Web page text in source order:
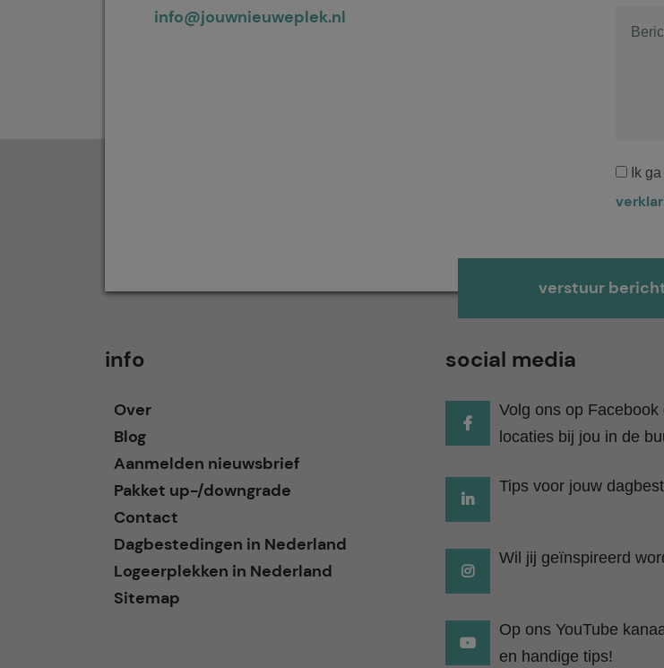
info@jouwnieuweplek.nl
Ik
info
Over
Blog
Aanmelden nieuwsbrief
Pakket up-/downgrade
Contact
Dagbestedingen in Nederland
Logeerplekken in Nederland
Sitemap
social media
Volg ons op
locaties bij jou in de
Tips voor jouw
Wil jij geïnspireerd
Op ons YouTube
en handige tips!